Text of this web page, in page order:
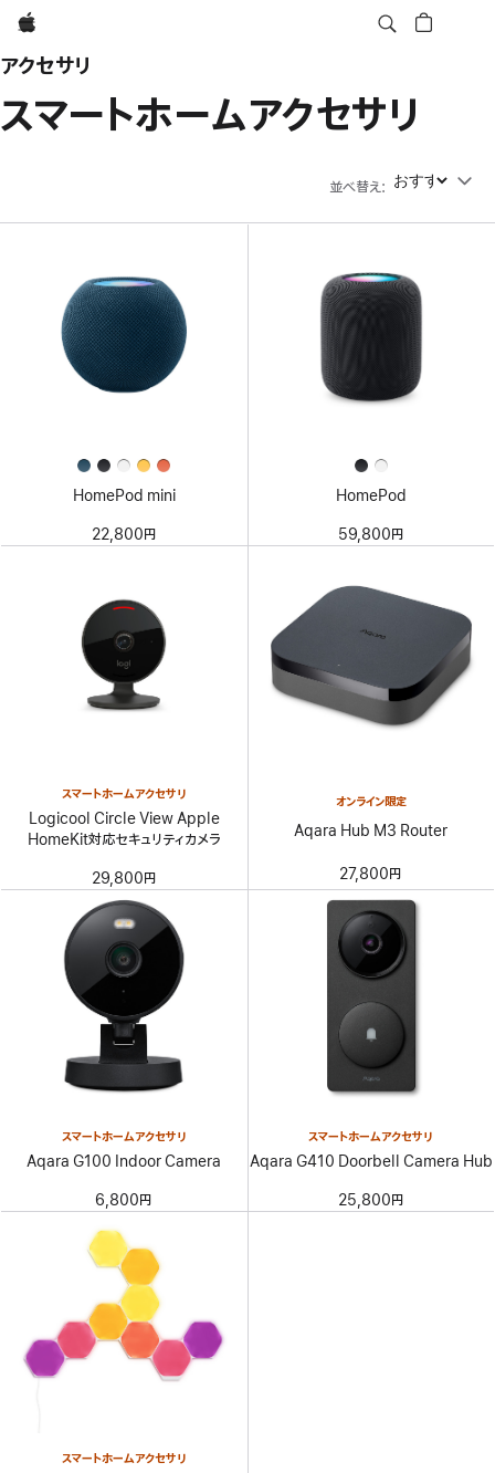
Apple
アクセサリ
スマートホームアクセサリ
並べ替え: 並べ替え
HomePod mini
22,800円
HomePod
59,800円
スマートホームアクセサリ
Logicool Circle View Apple
HomeKit対応セキュリティカメラ
29,800円
オンライン限定
Aqara Hub M3 Router
27,800円
スマートホームアクセサリ
Aqara G100 Indoor Camera
6,800円
スマートホームアクセサリ
Aqara G410 Doorbell Camera Hub
25,800円
スマートホームアクセサリ